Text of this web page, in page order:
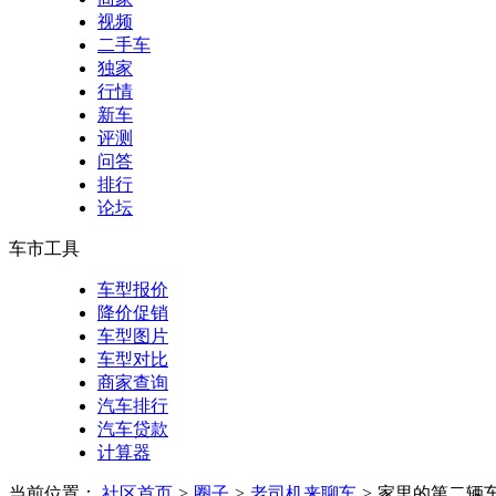
视频
二手车
独家
行情
新车
评测
问答
排行
论坛
车市工具
车型报价
降价促销
车型图片
车型对比
商家查询
汽车排行
汽车贷款
计算器